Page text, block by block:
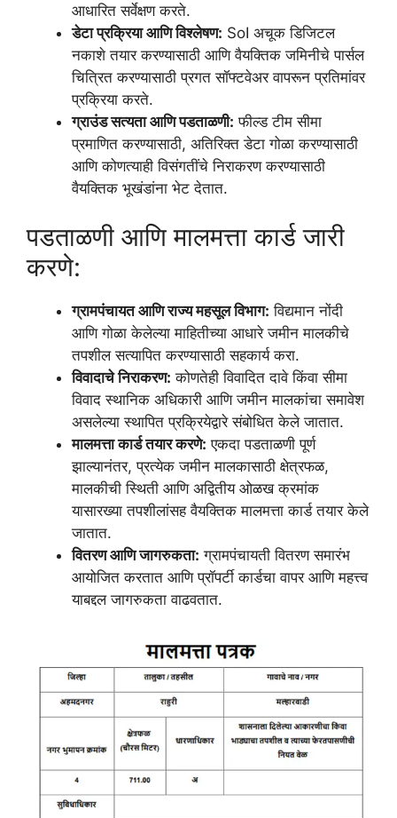
आधारित सर्वेक्षण करते.
डेटा प्रक्रिया आणि विश्लेषण: SoI अचूक डिजिटल
नकाशे तयार करण्यासाठी आणि वैयक्तिक जमिनीचे पार्सल
चित्रित करण्यासाठी प्रगत सॉफ्टवेअर वापरून प्रतिमांवर
प्रक्रिया करते.
ग्राउंड सत्यता आणि पडताळणी: फील्ड टीम सीमा
प्रमाणित करण्यासाठी, अतिरिक्त डेटा गोळा करण्यासाठी
आणि कोणत्याही विसंगतींचे निराकरण करण्यासाठी
वैयक्तिक भूखंडांना भेट देतात.
पडताळणी आणि मालमत्ता कार्ड जारी
करणे:
ग्रामपंचायत आणि राज्य महसूल विभाग: विद्यमान नोंदी
आणि गोळा केलेल्या माहितीच्या आधारे जमीन मालकीचे
तपशील सत्यापित करण्यासाठी सहकार्य करा.
विवादाचे निराकरण: कोणतेही विवादित दावे किंवा सीमा
विवाद स्थानिक अधिकारी आणि जमीन मालकांचा समावेश
असलेल्या स्थापित प्रक्रियेद्वारे संबोधित केले जातात.
मालमत्ता कार्ड तयार करणे: एकदा पडताळणी पूर्ण
झाल्यानंतर, प्रत्येक जमीन मालकासाठी क्षेत्रफळ,
मालकीची स्थिती आणि अद्वितीय ओळख क्रमांक
यासारख्या तपशीलांसह वैयक्तिक मालमत्ता कार्ड तयार केले
जातात.
वितरण आणि जागरुकता: ग्रामपंचायती वितरण समारंभ
आयोजित करतात आणि प्रॉपर्टी कार्डचा वापर आणि महत्त्व
याबद्दल जागरुकता वाढवतात.